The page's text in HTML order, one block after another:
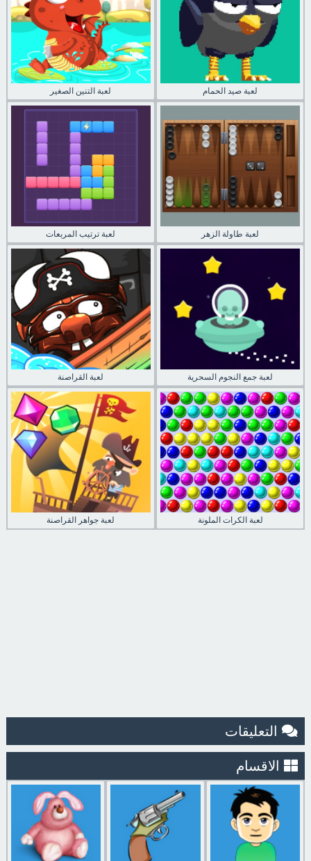
لعبة التنين الصغير لعبة صيد الحمام
لعبة ترتيب المربعات لعبة طاولة الزهر
لعبة القراصنة لعبة جمع النجوم السحرية
لعبة جواهر القراصنة لعبة الكرات الملونة
التعليقات
الاقسام